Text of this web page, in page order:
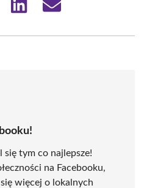
Share
Share
tym co najlepsze!
na Facebooku,
więcej o lokalnych